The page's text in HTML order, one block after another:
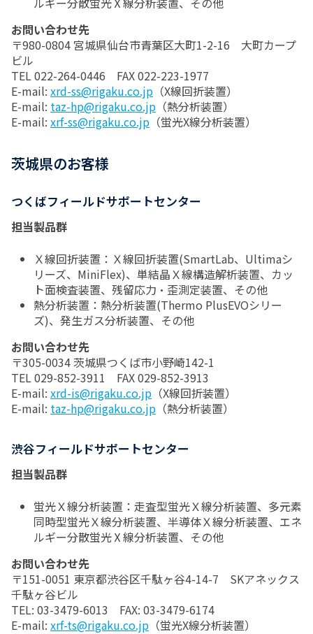
お問い合わせ先
〒980-0804 宮城県仙台市青葉区大町1-2-16 大町カープ
ビル
TEL 022-264-0446 FAX 022-223-1977
E-mail: xrd-ss@rigaku.co.jp （X線回折装置）
E-mail: taz-hp@rigaku.co.jp （熱分析装置）
E-mail: xrf-ss@rigaku.co.jp （蛍光X線分析装置）
茨城県のお客様
つくばフィールドサポートセンター
担当製品群
Ｘ線回折装置：Ｘ線回折装置(SmartLab、Ultimaシ
リーズ、MiniFlex)、単結晶Ｘ線構造解析装置、カッ
ト面検査装置、残留応力・歪測定装置、その他
熱分析装置：熱分析装置(Thermo PlusEVOシリー
ズ)、発生ガス分析装置、その他
お問い合わせ先
〒305-0034 茨城県つくば市小野崎142-1
TEL 029-852-3911 FAX 029-852-3913
E-mail: xrd-is@rigaku.co.jp （X線回折装置）
E-mail: taz-hp@rigaku.co.jp （熱分析装置）
渋谷フィールドサポートセンター
担当製品群
蛍光Ｘ線分析装置：走査型蛍光Ｘ線分析装置、多元素
同時型蛍光Ｘ線分析装置、半導体Ｘ線分析装置、エネ
ルギー分散蛍光Ⅹ線分析装置、その他
お問い合わせ先
〒151-0051 東京都渋谷区千駄ヶ谷4-14-7 SKアネックス
千駄ヶ谷ビル
TEL: 03-3479-6013 FAX: 03-3479-6174
E-mail: xrf-ts@rigaku.co.jp （蛍光X線分析装置）